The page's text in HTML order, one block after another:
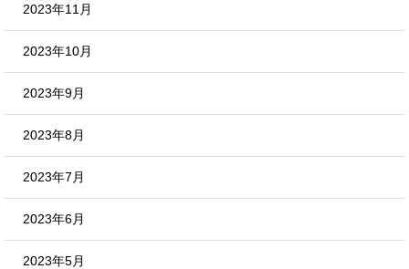
2023年11月
2023年10月
2023年9月
2023年8月
2023年7月
2023年6月
2023年5月